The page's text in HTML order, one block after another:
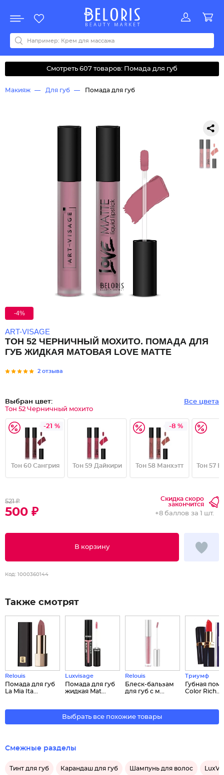
Акции
Все бренды
0-9ABCDEFGHIJKLMNOPQRSTUVWYZАБВДЗИМОКЛНПРСТУФ
Смотреть 607 товаров: Помада для губ
Макияж Для губ Помада для губ
-4%
ART-VISAGE
ТОН 52 ЧЕРНИЧНЫЙ МОХИТО. ПОМАДА ДЛЯ
ГУБ ЖИДКАЯ МАТОВАЯ LOVE MATTE
2 отзыва
Выбран цвет:
Тон 52 Черничный мохито
Все цвета
-21 %
Тон 60 Сангрия Тон 59 Дайкири
-8 %
Тон 58 Манхэтт Тон 57
521 ₽
500 ₽
Скидка скоро
закончится
В корзину
+8 баллов за 1 шт.
Код: 1000360144
Также смотрят
Relouis
Помада для губ
La Mia Ita...
Luxvisage
Помада для губ
жидкая Mat...
Relouis
Блеск-бальзам
для губ c м...
Триумф
Губная
Color Rich...
Выбрать все похожие товары
Смежные разделы
Тинт для губ Карандаш для губ Шампунь для волос